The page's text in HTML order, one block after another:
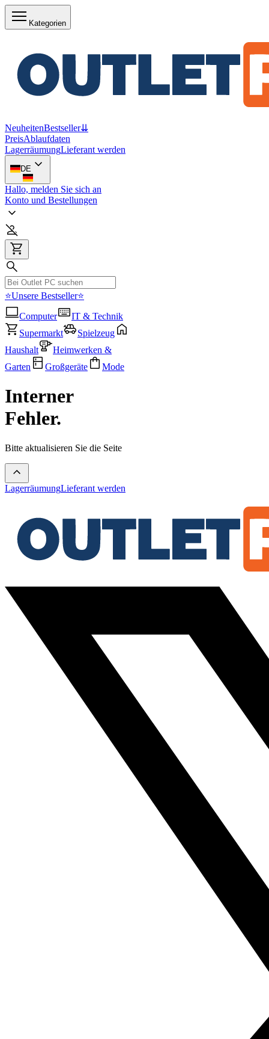
Kategorien
NeuheitenBestseller⇊
PreisAblaufdaten
LagerräumungLieferant werden
DE
Hallo, melden Sie sich an
Konto und Bestellungen
⭐Unsere Bestseller⭐
Computer
IT & Technik
Supermarkt
Spielzeug
Haushalt
Heimwerken &
Garten
Großgeräte Mode
Interner
Fehler.
Bitte aktualisieren Sie die Seite
LagerräumungLieferant werden